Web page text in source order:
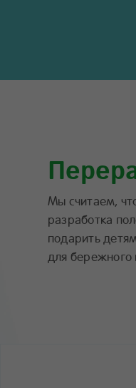
Мы считаем,
разработка
подарить
для бережного